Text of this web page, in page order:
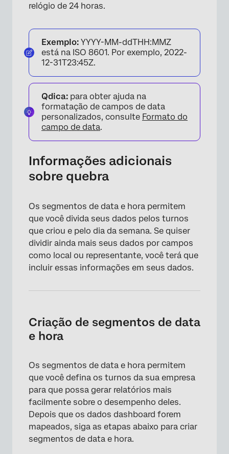
relógio de 24 horas.
Exemplo: YYYY-MM-ddTHH:MMZ
está na ISO 8601. Por exemplo, 2022-
12-31T23:45Z.
Qdica: para obter ajuda na
formatação de campos de data
personalizados, consulte Formato do
campo de data.
Informações adicionais
sobre quebra
Os segmentos de data e hora permitem
que você divida seus dados pelos turnos
que criou e pelo dia da semana. Se quiser
dividir ainda mais seus dados por campos
como local ou representante, você terá que
incluir essas informações em seus dados.
Criação de segmentos de data
e hora
Os segmentos de data e hora permitem
que você defina os turnos da sua empresa
para que possa gerar relatórios mais
facilmente sobre o desempenho deles.
Depois que os dados dashboard forem
mapeados, siga as etapas abaixo para criar
segmentos de data e hora.